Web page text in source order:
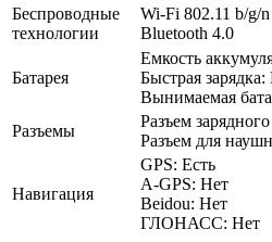
Беспроводные
технологии
Wi-Fi 802.11 b/g/
Bluetooth 4.0
Батарея
Емкость
Быстрая зарядка:
Вынимаемая
Разъемы
Разъем
Разъем для
Навигация
GPS: Есть
A-GPS: Нет
Beidou: Нет
ГЛОНАСС: Нет